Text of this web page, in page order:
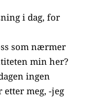
i dag, for
som nærmer
min her?
ingen
etter meg, -jeg